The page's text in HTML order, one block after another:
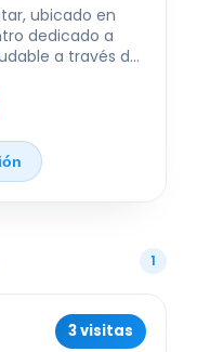
ubicado en
dedicado a
a través de
actividades
y consultas de
en equilibrar
espacio en
completo,
con
1
3 visitas